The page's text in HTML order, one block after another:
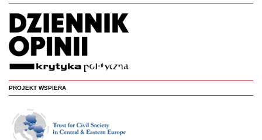
PROJEKT WSPIERA